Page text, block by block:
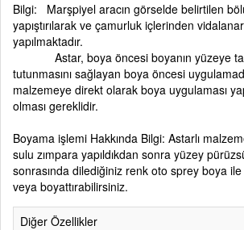
Bilgi: Marşpiyel aracın görselde belirtilen
yapıştırılarak ve çamurluk içlerinden
yapılmaktadır.
Astar, boya öncesi boyanın yüzeye
tutunmasını sağlayan boya öncesi
malzemeye direkt olarak boya uygulaması
olması gereklidir.
Boyama işlemi Hakkında Bilgi: Astarlı
sulu zımpara yapıldıkdan sonra yüzey
sonrasında dilediğiniz renk oto sprey boya
veya boyattırabilirsiniz.
Diğer Özellikler